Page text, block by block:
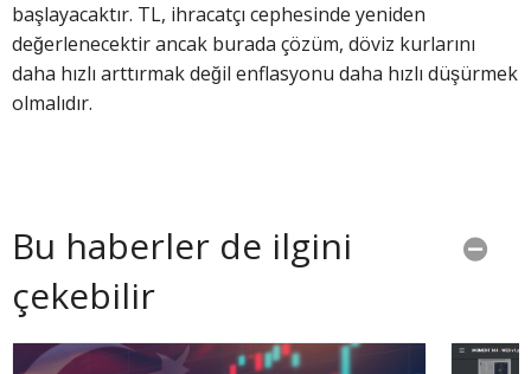
başlayacaktır. TL, ihracatçı cephesinde yeniden
değerlenecektir ancak burada çözüm, döviz kurlarını
daha hızlı arttırmak değil enflasyonu daha hızlı düşürmek
olmalıdır.
Bu haberler de ilgini
çekebilir